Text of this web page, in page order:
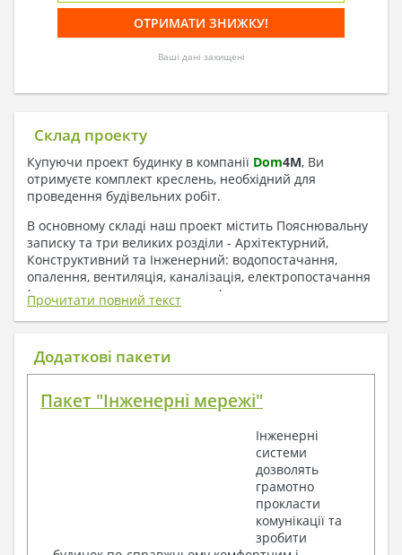
Ваші дані захищені
Склад проекту
Купуючи проект будинку в компанії Dom4M, Ви
отримуєте комплект креслень, необхідний для
проведення будівельних робіт.
В основному складі наш проект містить Пояснювальну
записку та три великих розділи - Архітектурний,
Конструктивний та Інженерний: водопостачання,
опалення, вентиляція, каналізація, електропостачання
( купується за додаткову плату ).
1. До складу Архітектурного розділу
входять:
План покрівлі
Фасади з даними зовнішніх оздоблень
Елементи прорізів – специфікація
Дані перемичок – перетин та специфікація
Обсяги основних будівельних матеріалів
Архітектурні вузли в конструкціях
2. До складу Конструктивного розділу
Прочитати повний текст
Додаткові пакети
Пакет "Інженерні мережі"
Інженерні
системи
дозволять
грамотно
прокласти
комунікації та
зробити